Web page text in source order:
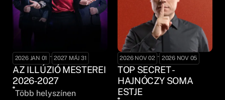
2026 JAN 01 - 2027 MÁJ 31
AZ ILLÚZIÓ MESTEREI
2026-2027
Több helyszínen
2026 NOV 02 - 2026 NOV 05
TOP SECRET -
HAJNÓCZY SOMA
ESTJE